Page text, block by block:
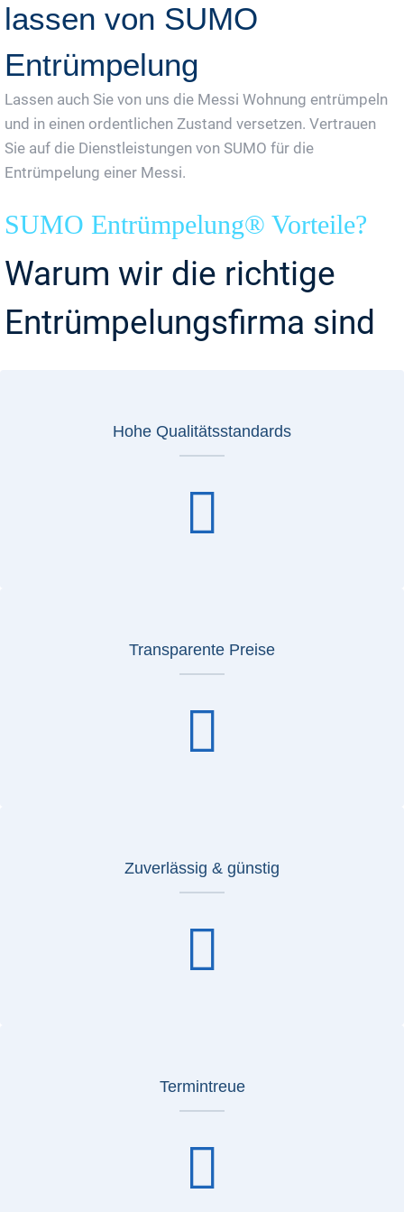
lassen von SUMO
Entrümpelung
Lassen auch Sie von uns die Messi Wohnung entrümpeln
und in einen ordentlichen Zustand versetzen. Vertrauen
Sie auf die Dienstleistungen von SUMO für die
Entrümpelung einer Messi.
SUMO Entrümpelung® Vorteile?
Warum wir die richtige
Entrümpelungsfirma sind
Hohe Qualitätsstandards
Transparente Preise
Zuverlässig & günstig
Termintreue